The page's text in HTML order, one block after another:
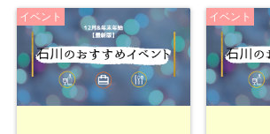
イベント イベント